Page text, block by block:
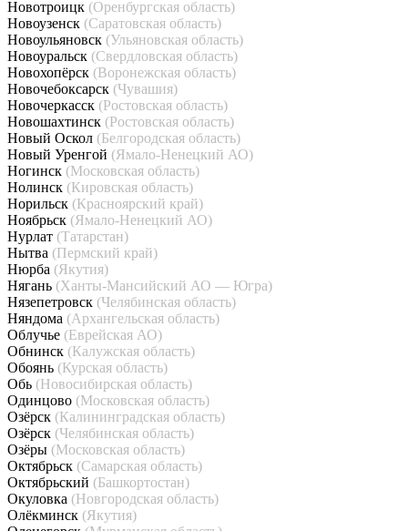
Новотроицк (Оренбургская область)
Новоузенск (Саратовская область)
Новоульяновск (Ульяновская область)
Новоуральск (Свердловская область)
Новохопёрск (Воронежская область)
Новочебоксарск (Чувашия)
Новочеркасск (Ростовская область)
Новошахтинск (Ростовская область)
Новый Оскол (Белгородская область)
Новый Уренгой (Ямало-Ненецкий АО)
Ногинск (Московская область)
Нолинск (Кировская область)
Норильск (Красноярский край)
Ноябрьск (Ямало-Ненецкий АО)
Нурлат (Татарстан)
Нытва (Пермский край)
Нюрба (Якутия)
Нягань (Ханты-Мансийский АО — Югра)
Нязепетровск (Челябинская область)
Няндома (Архангельская область)
Облучье (Еврейская АО)
Обнинск (Калужская область)
Обоянь (Курская область)
Обь (Новосибирская область)
Одинцово (Московская область)
Озёрск (Калининградская область)
Озёрск (Челябинская область)
Озёры (Московская область)
Октябрьск (Самарская область)
Октябрьский (Башкортостан)
Окуловка (Новгородская область)
Олёкминск (Якутия)